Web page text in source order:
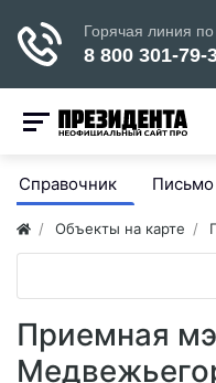
Справочник
Объекты на карте
Приемная